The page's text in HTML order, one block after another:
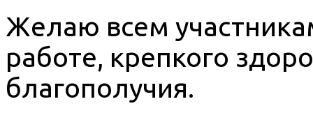
Желаю всем
работе, крепкого
благополучия.